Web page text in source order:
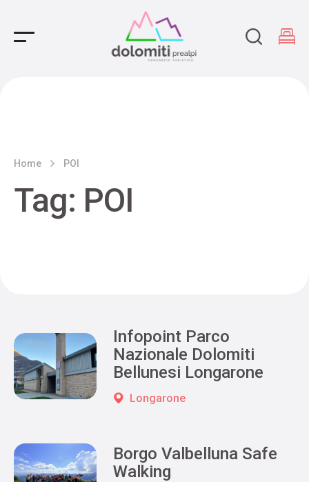
Main Navigation
Home POI
Tag: POI
Infopoint Parco
Nazionale Dolomiti
Bellunesi Longarone
Longarone
Borgo Valbelluna Safe
Walking